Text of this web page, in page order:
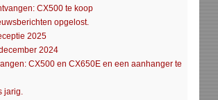
CX500 te koop
opgelost.
2025
2024
CX500 en CX650E en een aanhanger te
jarig.